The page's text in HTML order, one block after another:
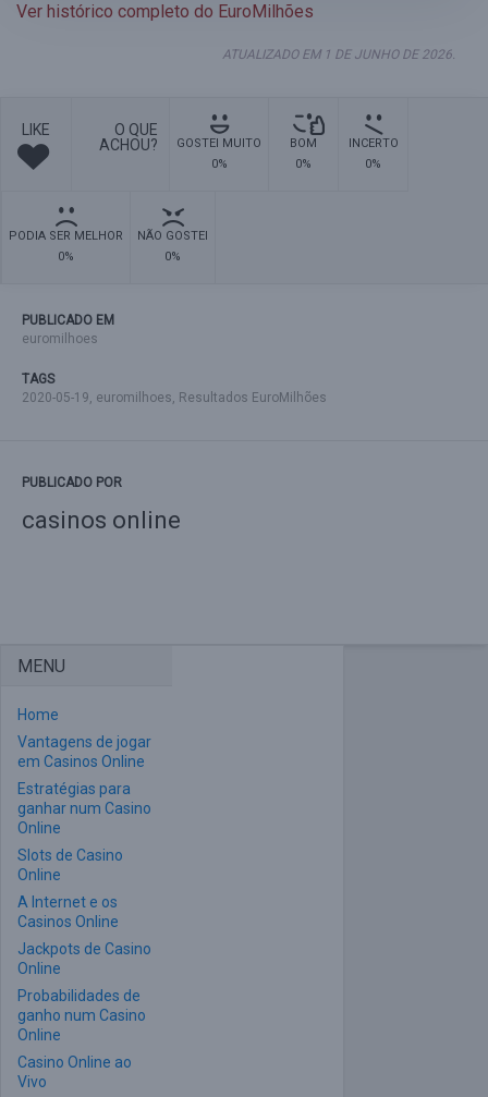
Ver histórico completo do EuroMilhões
ATUALIZADO EM 1 DE JUNHO DE 2026.
LIKE
O QUE
ACHOU?
GOSTEI MUITO
0%
BOM
0%
INCERTO
0%
PODIA SER MELHOR
0%
NÃO GOSTEI
0%
PUBLICADO EM
euromilhoes
TAGS
2020-05-19, euromilhoes, Resultados EuroMilhões
PUBLICADO POR
casinos online
MENU
Home
Vantagens de jogar
em Casinos Online
Estratégias para
ganhar num Casino
Online
Slots de Casino
Online
A Internet e os
Casinos Online
Jackpots de Casino
Online
Probabilidades de
ganho num Casino
Online
Casino Online ao
Vivo